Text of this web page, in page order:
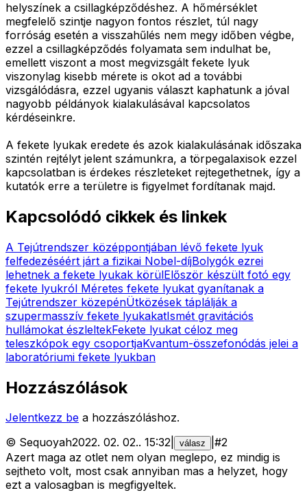
helyszínek a csillagképződéshez. A hőmérséklet
megfelelő szintje nagyon fontos részlet, túl nagy
forróság esetén a visszahűlés nem megy időben végbe,
ezzel a csillagképződés folyamata sem indulhat be,
emellett viszont a most megvizsgált fekete lyuk
viszonylag kisebb mérete is okot ad a további
vizsgálódásra, ezzel ugyanis választ kaphatunk a jóval
nagyobb példányok kialakulásával kapcsolatos
kérdéseinkre.
A fekete lyukak eredete és azok kialakulásának időszaka
szintén rejtélyt jelent számunkra, a törpegalaxisok ezzel
kapcsolatban is érdekes részleteket rejtegethetnek, így a
kutatók erre a területre is figyelmet fordítanak majd.
Kapcsolódó cikkek és linkek
A Tejútrendszer középpontjában lévő fekete lyuk
felfedezéséért járt a fizikai Nobel-díjBolygók ezrei
lehetnek a fekete lyukak körülElőször készült fotó egy
fekete lyukról Méretes fekete lyukat gyanítanak a
Tejútrendszer közepénÜtközések táplálják a
szupermasszív fekete lyukakatIsmét gravitációs
hullámokat észleltekFekete lyukat céloz meg
teleszkópok egy csoportjaKvantum-összefonódás jelei a
laboratóriumi fekete lyukban
Hozzászólások
Jelentkezz be a hozzászóláshoz.
© Sequoyah2022. 02. 02.. 15:32 válasz #2
Azert maga az otlet nem olyan meglepo, ez mindig is
sejtheto volt, most csak annyiban mas a helyzet, hogy
ezt a valosagban is megfigyeltek.